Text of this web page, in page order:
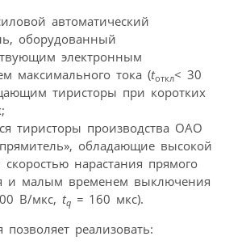
автоматический
оборудованный
электронным
максимального тока (tоткл< 30
тиристоры при коротких
тиристоры производства ОАО
обладающие высокой
скоростью нарастания прямого
и малым временем выключения
В/мкс, tq = 160 мкс).
реализовать: